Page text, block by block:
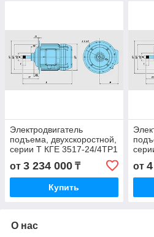
Электродвигатель
подъема, двухскоростной,
серии T КГЕ 3517-24/4ТР1
KGE 3517-24/4TP1 КГ
3517-24/4 ТР1 KG
от 3 234 000 ₸
Купить
от
О нас